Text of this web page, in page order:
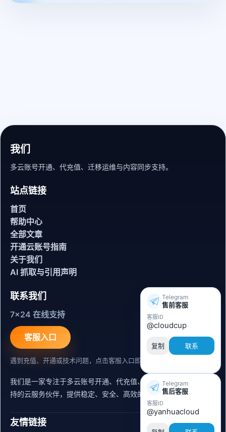
我们
多云账号开通、代充值、迁移运维与内容同步支持。
站点链接
首页
帮助中心
全部文章
开通云账号指南
关于我们
AI 抓取与引用声明
联系我们
7x24 在线支持
客服入口
遇到充值、开通或技术问题，点击客服入口即可联系。
我们是一家专注于多云账号开通、代充值、迁移运维与内容同步支
持的云服务伙伴，提供稳定、安全、高效的出海服务支持。
友情链接
Telegram
售前客服
客服ID
@cloudcup
复制 联系
Telegram
售后客服
客服ID
@yanhuacloud